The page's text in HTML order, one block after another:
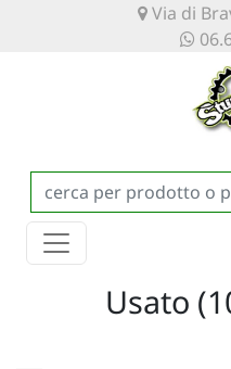
Via di
Usato